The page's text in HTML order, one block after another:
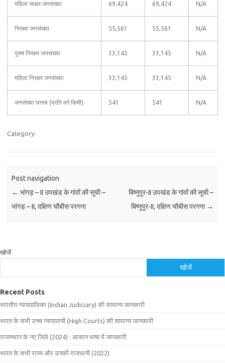
महिला साक्षर जनसंख्या 69,424 69,424 N/A
निरक्षर जनसंख्या 55,561 55,561 N/A
पुरुष निरक्षर जनसंख्या 33,145 33,145 N/A
महिला निरक्षर जनसंख्या 33,145 33,145 N/A
जनसंख्या घनत्व (प्रति वर्ग किमी) 541 541 N/A
Category:
Post navigation
← भांगड़ – II उपखंड के गांवों की सूची –
भांगड़ – II, दक्षिण चौबीस परगना
बिष्नुपुर-II उपखंड के गांवों की सूची –
बिष्नुपुर-II, दक्षिण चौबीस परगना →
खोजें
खोजें
Recent Posts
भारतीय न्यायपालिका (Indian Judiciary) की सामान्य जानकारी
भारत के सभी उच्च न्यायालयों (High Courts) की सामान्य जानकारी
राजस्थान के नए जिले (2024) : आसान भाषा में जानकारी
भारत के सभी राज्य और उनकी राजधानी (2022)